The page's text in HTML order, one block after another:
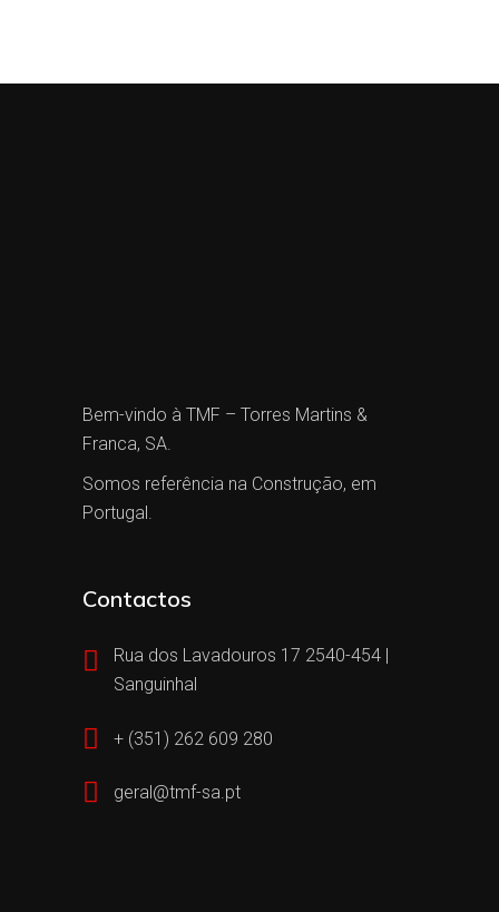
Bem-vindo à TMF – Torres Martins &
Franca, SA.
Somos referência na Construção, em
Portugal.
Contactos
Rua dos Lavadouros 17 2540-454 |
Sanguinhal
+ (351) 262 609 280
geral@tmf-sa.pt